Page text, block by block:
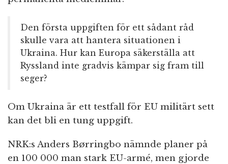
Den första uppgiften för ett sådant råd
skulle vara att hantera situationen i
Ukraina. Hur kan Europa säkerställa att
Ryssland inte gradvis kämpar sig fram till
seger?
Om Ukraina är ett testfall för EU militärt sett
kan det bli en tung uppgift.
NRK:s Anders Børringbo nämnde planer på
en 100 000 man stark EU-armé, men gjorde